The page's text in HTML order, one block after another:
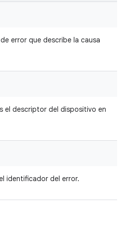
de error que describe la causa
el descriptor del dispositivo en
identificador del error.